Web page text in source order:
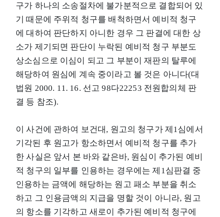
구가 하나의 소송절차에 불가분적으로 결합되어 있
기 때문에 주위적 청구를 배척하면서 예비적 청구
에 대하여 판단하지 아니한 경우 그 판결에 대한 상
소가 제기되면 판단이 누락된 예비적 청구 부분도
상소심으로 이심이 되고 그 부분이 재판의 탈루에
해당하여 원심에 계속 중이라고 볼 것은 아니다(대
법원 2000. 11. 16. 선고 98다22253 전원합의체 판
결 등 참조).
이 사건에 관하여 보건대, 원고의 청구가 제1심에서
기각된 후 원고가 항소하면서 예비적 청구를 추가
한 사실은 앞서 본 바와 같은바, 원심이 추가된 예비
적 청구의 일부를 인용하는 경우에는 제1심판결 중
인용하는 금액에 해당하는 원고 패소 부분을 취소
하고 그 인용금액의 지급을 명할 것이 아니라, 원고
의 항소를 기각하고 새로이 추가된 예비적 청구에